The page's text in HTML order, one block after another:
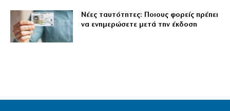
Νέες ταυτότητες: Ποιους φορείς πρέπει
να ενημερώσετε μετά την έκδοση